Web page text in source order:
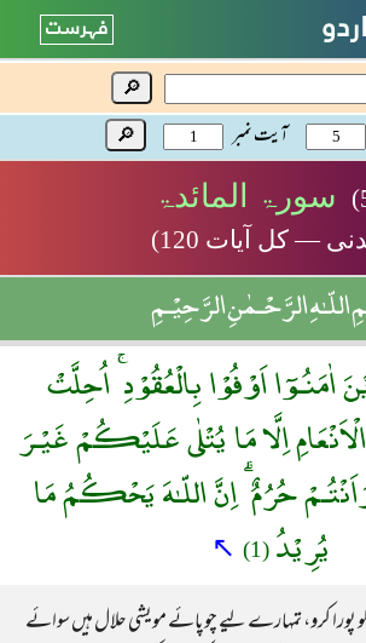
🔎
آیت نمبر 🔎
سورۃ المائدۃ
— کل آیات 120)
اللّـٰهِ الرَّحْـمٰنِ الرَّحِيْـمِ
اٰمَنُـوٓا اَوْفُوْا بِالْعُقُوْدِ ۚ اُحِلَّتْ
اِلَّا مَا يُتْلٰى عَلَيْكُمْ غَيْـرَ
حُرُمٌ ۗ اِنَّ اللّـٰهَ يَحْكُمُ مَا
يُرِيْدُ(1)
↖
کرو، تمہارے لیے چوپائے مویشی حلال ہیں سوائے